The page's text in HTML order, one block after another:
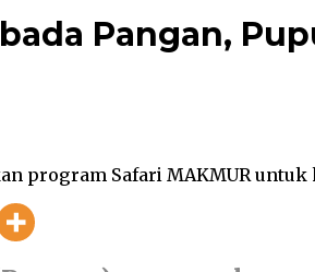
Pangan,
program Safari MAKMUR untuk